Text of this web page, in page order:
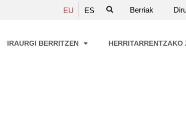
EU ES Berriak
IRAURGI BERRITZEN